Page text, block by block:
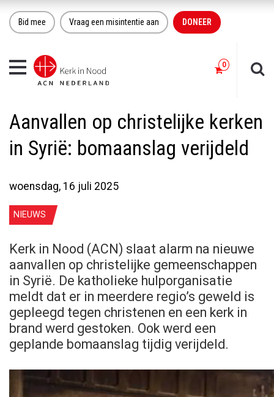
Bid mee Vraag een misintentie aan DONEER
Toggle
navigation
Aanvallen op christelijke kerken
in Syrië: bomaanslag verijdeld
woensdag, 16 juli 2025
NIEUWS
Kerk in Nood (ACN) slaat alarm na nieuwe
aanvallen op christelijke gemeenschappen
in Syrië. De katholieke hulporganisatie
meldt dat er in meerdere regio’s geweld is
gepleegd tegen christenen en een kerk in
brand werd gestoken. Ook werd een
geplande bomaanslag tijdig verijdeld.